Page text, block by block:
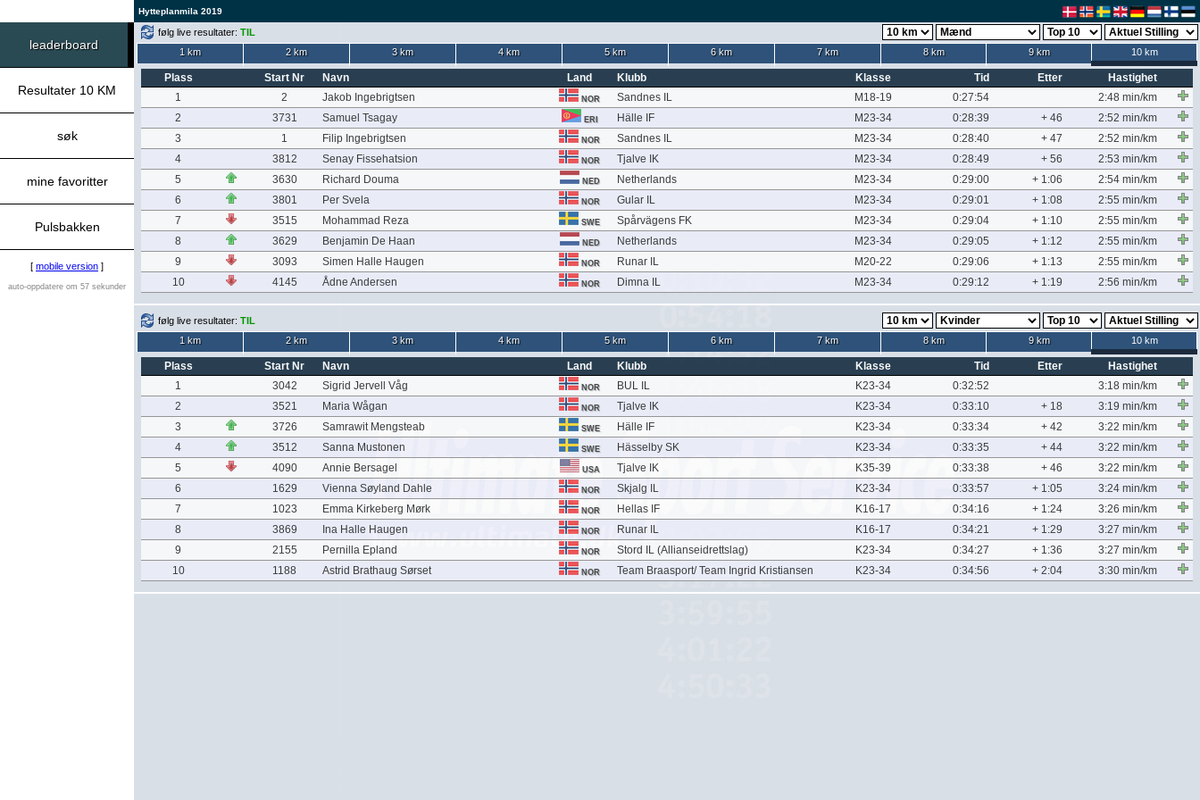
Hytteplanmila 2019
leaderboard
Resultater 10 KM
søk
mine favoritter
Pulsbakken
[ mobile version ]
auto-oppdatere om 57 sekunder
følg live resultater: TIL
1 km
2 km 3 km 4 km 5 km 6 km 7 km 8 km 9 km 10 km
Plass Start Nr Navn Land Klubb Klasse Tid Etter
Hastighet
1
2 Jakob Ingebrigtsen NOR Sandnes IL M18-19 0:27:54
2:48 min/km
2
3731 Samuel Tsagay ERI Hälle IF M23-34 0:28:39 + 46
2:52 min/km
3
1 Filip Ingebrigtsen NOR Sandnes IL M23-34 0:28:40 + 47
2:52 min/km
4
3812 Senay Fissehatsion NOR Tjalve IK M23-34 0:28:49 + 56
2:53 min/km
5
3630 Richard Douma NED Netherlands M23-34 0:29:00 + 1:06
2:54 min/km
6
3801 Per Svela NOR Gular IL M23-34 0:29:01 + 1:08
2:55 min/km
7
3515 Mohammad Reza SWE Spårvägens FK M23-34 0:29:04 + 1:10
2:55 min/km
8
3629 Benjamin De Haan NED Netherlands M23-34 0:29:05 + 1:12
2:55 min/km
9
3093 Simen Halle Haugen NOR Runar IL M20-22 0:29:06 + 1:13
2:55 min/km
10
4145 Ådne Andersen NOR Dimna IL M23-34 0:29:12 + 1:19 2:56 min/km
følg live resultater: TIL
1 km
2 km 3 km 4 km 5 km 6 km 7 km 8 km 9 km 10 km
Plass Start Nr Navn Land Klubb Klasse Tid Etter
Hastighet
1
3042 Sigrid Jervell Våg NOR BUL IL K23-34 0:32:52
3:18 min/km
2
3521 Maria Wågan NOR Tjalve IK K23-34 0:33:10 + 18
3:19 min/km
3
3726 Samrawit Mengsteab SWE Hälle IF K23-34 0:33:34 + 42
3:22 min/km
4
3512 Sanna Mustonen SWE Hässelby SK K23-34 0:33:35 + 44
3:22 min/km
5
4090 Annie Bersagel USA Tjalve IK K35-39 0:33:38 + 46
3:22 min/km
6
1629 Vienna Søyland Dahle NOR Skjalg IL K23-34 0:33:57 + 1:05
3:24 min/km
7
1023 Emma Kirkeberg Mørk NOR Hellas IF K16-17 0:34:16 + 1:24
3:26 min/km
8
3869 Ina Halle Haugen NOR Runar IL K16-17 0:34:21 + 1:29
3:27 min/km
9
2155 Pernilla Epland NOR Stord IL (Allianseidrettslag) K23-34 0:34:27 + 1:36
3:27 min/km
10
1188 Astrid Brathaug Sørset NOR Team Braasport/ Team Ingrid Kristiansen K23-34 0:34:56 + 2:04 3:30 min/km